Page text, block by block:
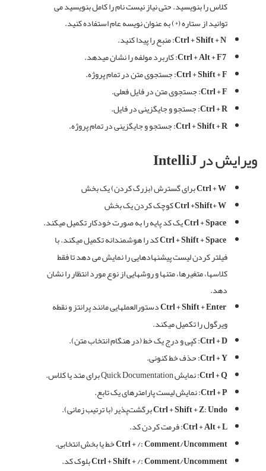
کلاس را بنویسید.حتی نیاز نیست نام را کامل بنویسید می
توانید از ستاره(*)به عنوان نویسه عام استفاده کنید.
منبعراپیداکنید.
کاربردمولفهرانشانمیدهد.
Ctrl + Shift + F: جستجوی متن در تمام پروژه.
Ctrl + F: جستجوی متن در فایل فعلی.
Ctrl + R: جستجو و جایگزینی در فایل.
Ctrl + Shift + R: جستجو و جایگزینی در تمام پروژه.
ویرایشدر
برای گسترش(بزرگ کردن)یک بخش
کوچککردنیکبخش
Ctrl + Spaceیک کد پایه را به صورت خودکار تکمیل میکند.
کد را هوشمندانه تکمیل میکند.با
فیلتر کردن لیست پیشنهادهایی را نمایش می دهد تا فقط
کلاسها، متغیرها، متنها و روشهایی از نوع مورد انتظار را نشان
دهد.
Ctrl + Shift + Enterدستورالعملهایی مانند پرانتز و نقطه
ویرگول را تکمیل میکند.
Ctrl + D: کپی و درج یک خط (در هنگام انتخاب متن).
Ctrl + Y: حذف خط کنونی.
Ctrl + Q: نمایش Quick Documentation برای متد یا کلاس.
Ctrl + P: نمایش لیست پارامترهای یک تابع.
Ctrl + Shift + Z: Undoبرگشت‌پذیر (با ترتیب زمانی).
Ctrl + Alt + L: فرمت کردن کد.
Ctrl + /: Comment/Uncommentخط یا بخش انتخابی.
Ctrl + Shift + /: Comment/Uncommentبلوک کد.